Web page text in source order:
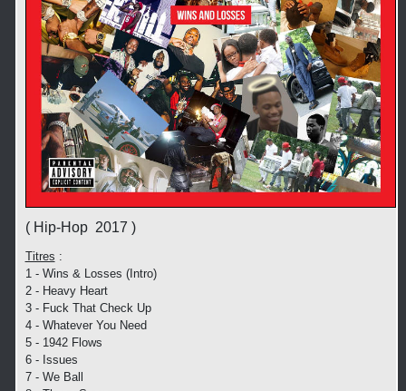
( Hip-Hop 2017 )
Titres :
1 - Wins & Losses (Intro)
2 - Heavy Heart
3 - Fuck That Check Up
4 - Whatever You Need
5 - 1942 Flows
6 - Issues
7 - We Ball